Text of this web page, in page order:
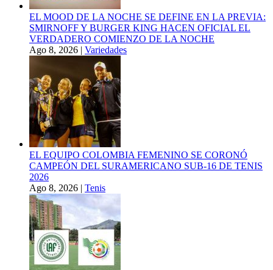
EL MOOD DE LA NOCHE SE DEFINE EN LA PREVIA:
SMIRNOFF Y BURGER KING HACEN OFICIAL EL
VERDADERO COMIENZO DE LA NOCHE
Ago 8, 2026 | Variedades
EL EQUIPO COLOMBIA FEMENINO SE CORONÓ
CAMPEÓN DEL SURAMERICANO SUB-16 DE TENIS
2026
Ago 8, 2026 | Tenis